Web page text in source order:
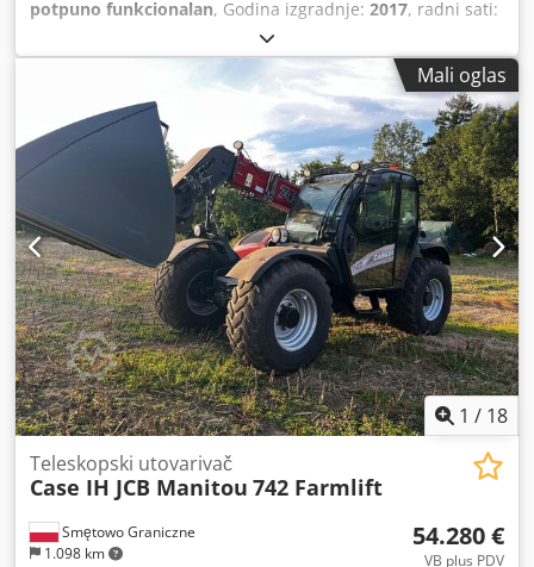
potpuno funkcionalan, Godina izgradnje: 2017, radni sati:
366 kW (497,62 KS)
maksimalna brzina:30 km/h, prva registracija:07/2017,
sljedeći pregled (TÜV):07/2026
, dimenzija stražnje gume:
500/85 R24, broj mašine/vozila:YHG233775, Oprema:
kabina, klima-uređaj, kvačilo prikolice, rasvjeta, repa
rezač
Mali oglas
1 / 18
Smętowo Graniczne
1.098 km
Teleskopski utovarivač
Case IH JCB Manitou 742 Farmlift
54.280 €
VB plus PDV